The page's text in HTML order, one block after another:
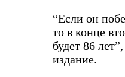
“Если он
то в конце
будет 86
издание.